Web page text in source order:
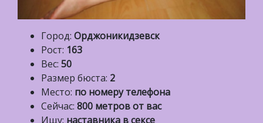
Город: Орджоникидзевск
Рост: 163
Вес: 50
Размер бюста: 2
Место: по номеру телефона
Сейчас: 800 метров от вас
Ищу: наставника в сексе